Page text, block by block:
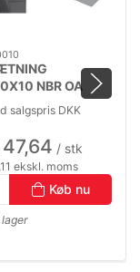
NBR OA
salgspris DKK
/ stk
ekskl. moms
Køb nu
lager